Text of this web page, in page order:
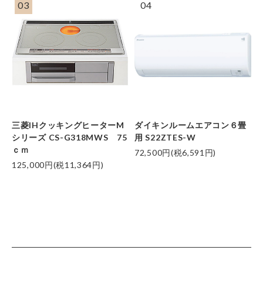
03
三菱IHクッキングヒーターM
シリーズ CS-G318MWS 75
ｃｍ
125,000円(税11,364円)
04
ダイキンルームエアコン６畳
用 S22ZTES-W
72,500円(税6,591円)